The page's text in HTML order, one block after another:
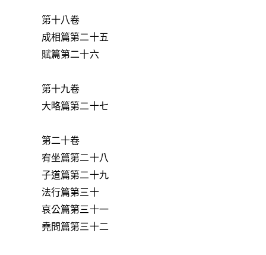
第十八卷
成相篇第二十五
賦篇第二十六
第十九卷
大略篇第二十七
第二十卷
宥坐篇第二十八
子道篇第二十九
法行篇第三十
哀公篇第三十一
堯問篇第三十二